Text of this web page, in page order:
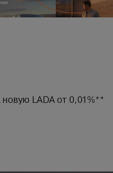
новую LADA от 0,01%**